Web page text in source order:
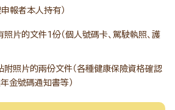
報者本人持有）
片的文件1份（個人號碼卡、駕駛執照、護
附照片的兩份文件（各種健康保險資格確認
金號碼通知書等）